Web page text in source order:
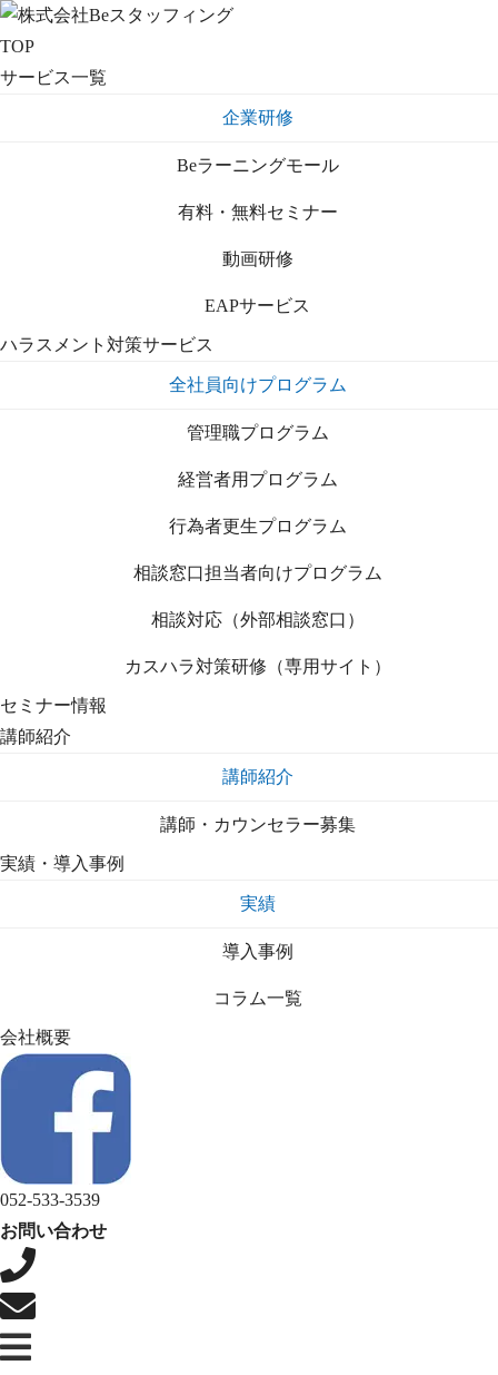
TOP
サービス一覧
企業研修
Beラーニングモール
有料・無料セミナー
動画研修
EAPサービス
ハラスメント対策サービス
全社員向けプログラム
管理職プログラム
経営者用プログラム
行為者更生プログラム
相談窓口担当者向けプログラム
相談対応（外部相談窓口）
カスハラ対策研修（専用サイト）
セミナー情報
講師紹介
講師紹介
講師・カウンセラー募集
実績・導入事例
実績
導入事例
コラム一覧
会社概要
052-533-3539
お問い合わせ